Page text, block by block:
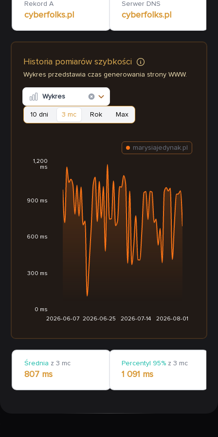
Rekord A
cyberfolks.pl
Serwer DNS
cyberfolks.pl
Historia pomiarów szybkości
Wykres przedstawia czas generowania strony WWW.
Wykres
10 dni 3 mc Rok Max
2026-06-07 2026-06-25 2026-07-14 2026-08-01
0 ms
300 ms
600 ms
900 ms
1,200
ms
marysiajedynak.pl
Średnia z 3 mc
807 ms
Percentyl 95% z 3 mc
1 091 ms